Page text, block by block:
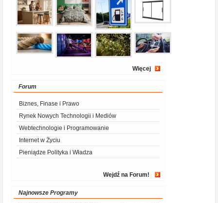
Więcej
Forum
Biznes, Finase i Prawo
Rynek Nowych Technologii i Mediów
Webtechnologie i Programowanie
Internet w Życiu
Pieniądze Polityka i Władza
Wejdź na Forum!
Najnowsze Programy